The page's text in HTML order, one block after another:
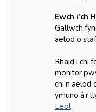
Ewch i’ch
Gallwch
aelod o
Rhaid i chi
monitor
chi’n
ymuno â’r
Leol